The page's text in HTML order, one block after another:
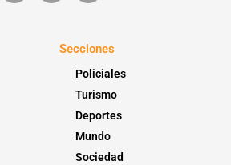
Secciones
Policiales
Turismo
Deportes
Mundo
Sociedad